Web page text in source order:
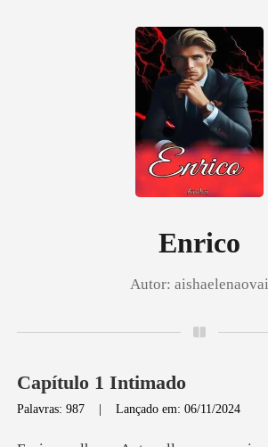
Enrico
Autor: aishaelenaovai
Capítulo 1 Intimado
Palavras: 987 |Lançado em: 06/11/2024